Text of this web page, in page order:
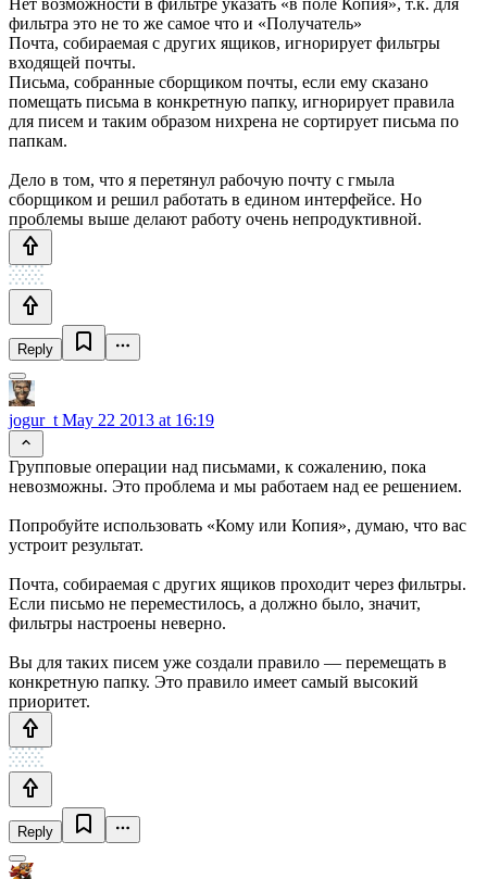
фильтра это не то же самое что и «Получатель»
Почта, собираемая с других ящиков, игнорирует фильтры
входящей почты.
Письма, собранные сборщиком почты, если ему сказано
помещать письма в конкретную папку, игнорирует правила
для писем и таким образом нихрена не сортирует письма по
папкам.
Дело в том, что я перетянул рабочую почту с гмыла
сборщиком и решил работать в едином интерфейсе. Но
проблемы выше делают работу очень непродуктивной.
Reply
jogur_t May 22 2013 at 16:19
Групповые операции над письмами, к сожалению, пока
невозможны. Это проблема и мы работаем над ее решением.
Попробуйте использовать «Кому или Копия», думаю, что вас
устроит результат.
Почта, собираемая с других ящиков проходит через фильтры.
Если письмо не переместилось, а должно было, значит,
фильтры настроены неверно.
Вы для таких писем уже создали правило — перемещать в
конкретную папку. Это правило имеет самый высокий
приоритет.
Reply